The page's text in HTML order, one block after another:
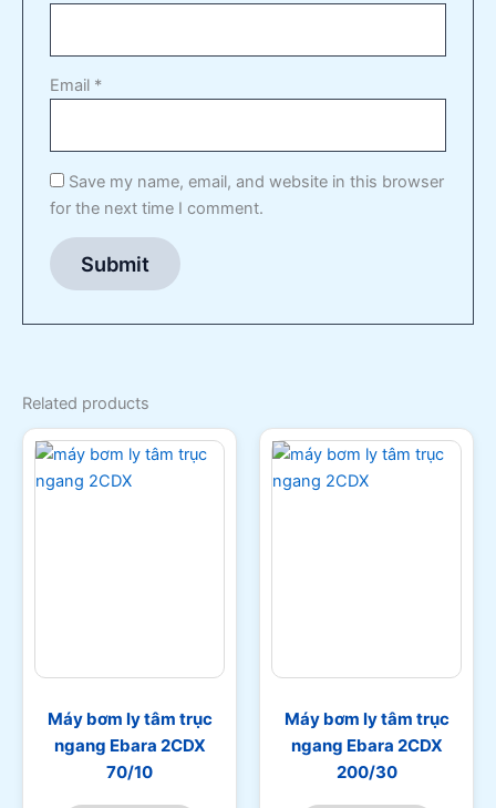
Email *
Save my name, email, and website in this browser
for the next time I comment.
Related products
Máy bơm ly tâm trục
ngang Ebara 2CDX
70/10
Máy bơm ly tâm trục
ngang Ebara 2CDX
200/30